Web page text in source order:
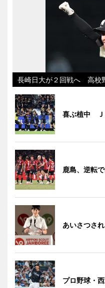
長崎日大が２回戦へ 高校
喜ぶ植中 Ｊ
鹿島、逆転
あいさつさ
プロ野球・